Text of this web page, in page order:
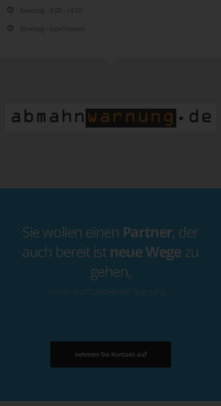
Samstag - 9.00 - 14.00
Sonntag - Geschlossen
Sie wollen einen Partner, der
auch bereit ist neue Wegezu
gehen,
dann kontaktieren Sie uns…
nehmen Sie Kontakt auf